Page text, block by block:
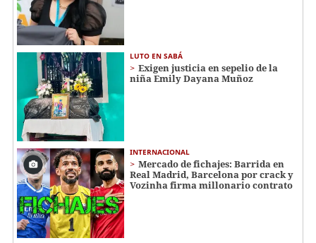
LUTO EN SABÁ
Exigen justicia en sepelio de la
niña Emily Dayana Muñoz
INTERNACIONAL
Mercado de fichajes: Barrida en
Real Madrid, Barcelona por crack y
Vozinha firma millonario contrato